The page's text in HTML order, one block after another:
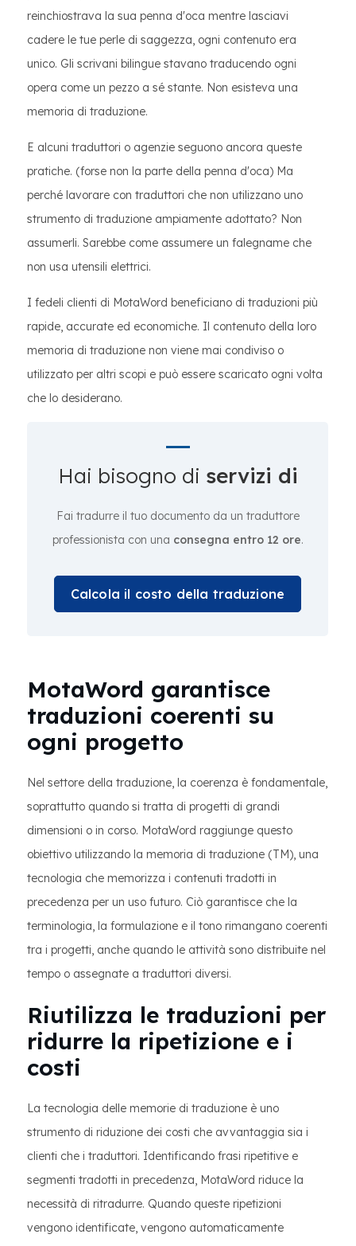
reinchiostrava la sua penna d'oca mentre lasciavi
cadere le tue perle di saggezza, ogni contenuto era
unico. Gli scrivani bilingue stavano traducendo ogni
opera come un pezzo a sé stante. Non esisteva una
memoria di traduzione.
E alcuni traduttori o agenzie seguono ancora queste
pratiche. (forse non la parte della penna d'oca) Ma
perché lavorare con traduttori che non utilizzano uno
strumento di traduzione ampiamente adottato? Non
assumerli. Sarebbe come assumere un falegname che
non usa utensili elettrici.
I fedeli clienti di MotaWord beneficiano di traduzioni più
rapide, accurate ed economiche. Il contenuto della loro
memoria di traduzione non viene mai condiviso o
utilizzato per altri scopi e può essere scaricato ogni volta
che lo desiderano.
Hai bisogno di servizi di
Fai tradurre il tuo documento da un traduttore
professionista con una consegna entro 12 ore.
Calcola il costo della traduzione
MotaWord garantisce
traduzioni coerenti su
ogni progetto
Nel settore della traduzione, la coerenza è fondamentale,
soprattutto quando si tratta di progetti di grandi
dimensioni o in corso. MotaWord raggiunge questo
obiettivo utilizzando la memoria di traduzione (TM), una
tecnologia che memorizza i contenuti tradotti in
precedenza per un uso futuro. Ciò garantisce che la
terminologia, la formulazione e il tono rimangano coerenti
tra i progetti, anche quando le attività sono distribuite nel
tempo o assegnate a traduttori diversi.
Riutilizza le traduzioni per
ridurre la ripetizione e i
costi
La tecnologia delle memorie di traduzione è uno
strumento di riduzione dei costi che avvantaggia sia i
clienti che i traduttori. Identificando frasi ripetitive e
segmenti tradotti in precedenza, MotaWord riduce la
necessità di ritradurre. Quando queste ripetizioni
vengono identificate, vengono automaticamente